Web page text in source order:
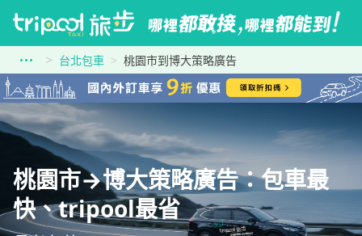
台北包車 桃園市到博大策略廣告
桃園市→博大策略廣告：包車最
快、tripool最省